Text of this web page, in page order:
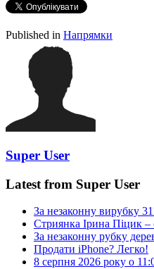
Published in Напрямки
Super User
Latest from Super User
За незаконну вирубку
Стриянка Ірина Піцик –
За незаконну рубку
Продати iPhone? Легко!
8 серпня 2026 року о